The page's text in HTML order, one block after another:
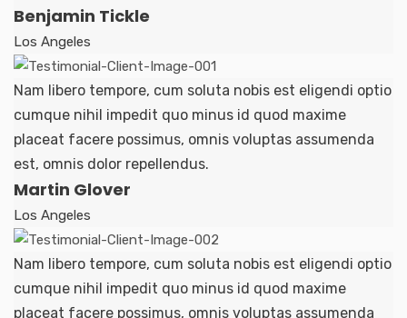
Benjamin Tickle
Los Angeles
Nam libero tempore, cum soluta nobis est eligendi optio
cumque nihil impedit quo minus id quod maxime
placeat facere possimus, omnis voluptas assumenda
est, omnis dolor repellendus.
Martin Glover
Los Angeles
Nam libero tempore, cum soluta nobis est eligendi optio
cumque nihil impedit quo minus id quod maxime
placeat facere possimus, omnis voluptas assumenda